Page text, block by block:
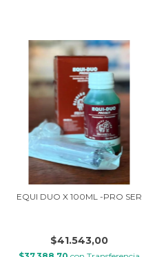
EQUI DUO X 100ML -PRO SER
$41.543,00